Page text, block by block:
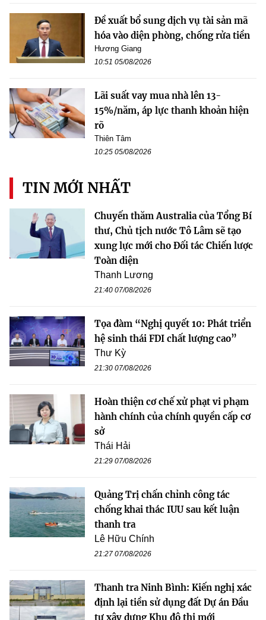
Đề xuất bổ sung dịch vụ tài sản mã
hóa vào diện phòng, chống rửa tiền
Hương Giang
10:51 05/08/2026
Lãi suất vay mua nhà lên 13-
15%/năm, áp lực thanh khoản hiện
rõ
Thiên Tâm
10:25 05/08/2026
TIN MỚI NHẤT
Chuyến thăm Australia của Tổng Bí
thư, Chủ tịch nước Tô Lâm sẽ tạo
xung lực mới cho Đối tác Chiến lược
Toàn diện
Thanh Lương
21:40 07/08/2026
Tọa đàm “Nghị quyết 10: Phát triển
hệ sinh thái FDI chất lượng cao”
Thư Kỳ
21:30 07/08/2026
Hoàn thiện cơ chế xử phạt vi phạm
hành chính của chính quyền cấp cơ
sở
Thái Hải
21:29 07/08/2026
Quảng Trị chấn chỉnh công tác
chống khai thác IUU sau kết luận
thanh tra
Lê Hữu Chính
21:27 07/08/2026
Thanh tra Ninh Bình: Kiến nghị xác
định lại tiền sử dụng đất Dự án Đầu
tư xây dựng Khu đô thị mới